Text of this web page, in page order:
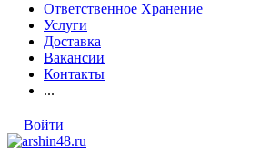
Ответственное Хранение
Услуги
Доставка
Вакансии
Контакты
...
Войти